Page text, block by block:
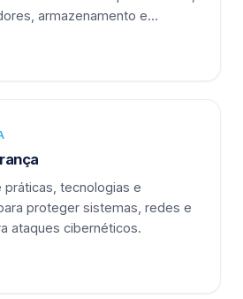
armazenamento e
práticas, tecnologias e
proteger sistemas, redes e
ataques cibernéticos.